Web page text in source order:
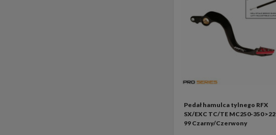
Pedał hamulca tylnego RFX
SX/EXC TC/TE MC250-350 >22
99 Czarny/Czerwony